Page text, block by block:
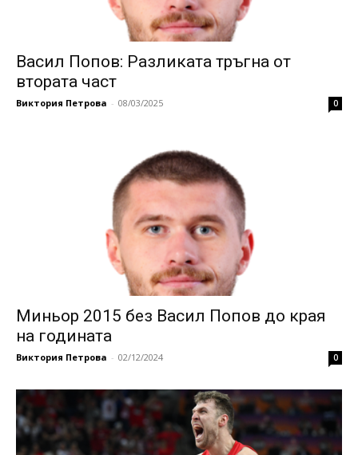
Васил Попов: Разликата тръгна от
втората част
Виктория Петрова - 08/03/2025 0
Миньор 2015 без Васил Попов до края
на годината
Виктория Петрова - 02/12/2024 0